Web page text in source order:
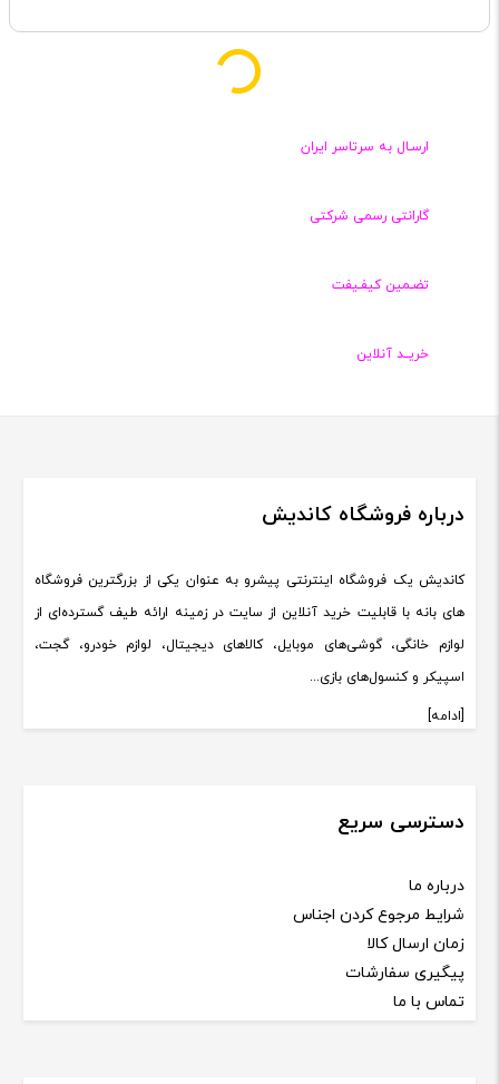
ارسـال به سرتاسر ایران
گارانتی رسمی شرکتی
تضـمین کیفـیفت
خریــد آنلاین
درباره فروشگاه کاندیش
کاندیش یک فروشگاه اینترنتی پیشرو به عنوان یکی از بزرگترین فروشگاه
های بانه با قابلیت خرید آنلاین از سایت در زمینه ارائه طیف گسترده‌ای از
لوازم خانگی، گوشی‌های موبایل، کالاهای دیجیتال، لوازم خودرو، گجت،
اسپیکر و کنسول‌های بازی...
[ادامه]
دسترسی سریع
درباره ما
شرایط مرجوع کردن اجناس
زمان ارسال کالا
پیگیری سفارشات
تماس با ما